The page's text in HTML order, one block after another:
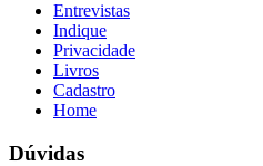
Entrevistas
Indique
Privacidade
Livros
Cadastro
Home
Dúvidas